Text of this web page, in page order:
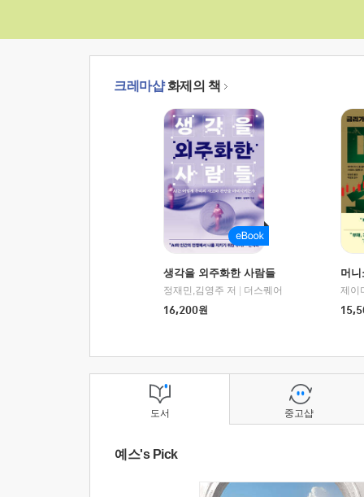
크레마샵화제의 책
생각을 외주화한 사람들
정재민,김영주 저
더스퀘어
16,200원
머
도서
예스's Pick
중고샵